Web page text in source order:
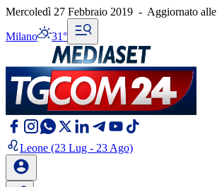
Mercoledì 27 Febbraio 2019 - Aggiornato alle
Milano 31°
Leone (23 Lug - 23 Ago)